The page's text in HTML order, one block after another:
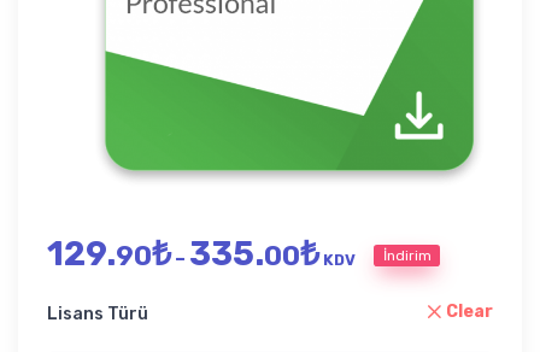
129.90₺ – 335.00₺ Fiyat aralığı: 129.90₺
KDV İndirim
Lisans Türü Clear